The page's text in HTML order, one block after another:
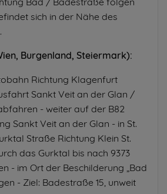
sich in der Nähe des
Burgenland, Steiermark):
Richtung Klagenfurt
Sankt Veit an der Glan /
- weiter auf der B82
Sankt Veit an der Glan - in St.
Straße Richtung Klein St.
das Gurktal bis nach 9373
- im Ort der Beschilderung „Bad
- Ziel: Badestraße 15, unweit